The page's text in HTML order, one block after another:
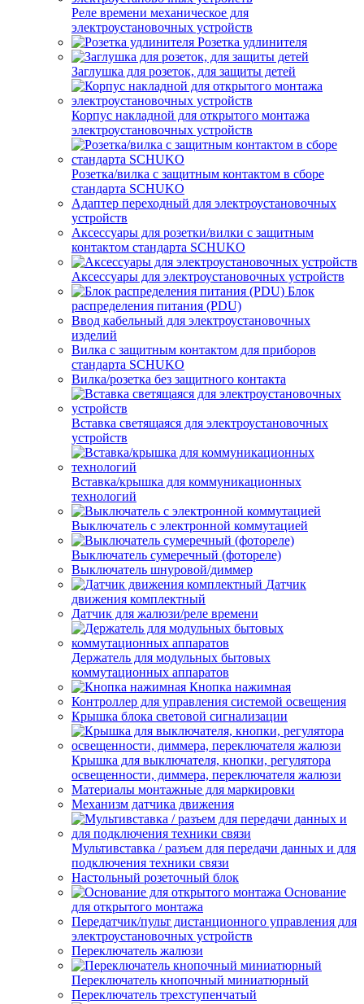
Реле времени механическое для
электроустановочных устройств
Розетка удлинителя
Заглушка для розеток, для защиты детей
Корпус накладной для открытого монтажа
электроустановочных устройств
Розетка/вилка с защитным контактом в сборе
стандарта SCHUKO
Адаптер переходный для электроустановочных
устройств
Аксессуары для розетки/вилки с защитным
контактом стандарта SCHUKO
Аксессуары для электроустановочных устройств
Блок
распределения питания (PDU)
Ввод кабельный для электроустановочных
изделий
Вилка с защитным контактом для приборов
стандарта SCHUKO
Вилка/розетка без защитного контакта
Вставка светящаяся для электроустановочных
устройств
Вставка/крышка для коммуникационных
технологий
Выключатель с электронной коммутацией
Выключатель сумеречный (фотореле)
Выключатель шнуровой/диммер
Датчик
движения комплектный
Датчик для жалюзи/реле времени
Держатель для модульных бытовых
коммутационных аппаратов
Кнопка нажимная
Контроллер для управления системой освещения
Крышка блока световой сигнализации
Крышка для выключателя, кнопки, регулятора
освещенности, диммера, переключателя жалюзи
Материалы монтажные для маркировки
Механизм датчика движения
Мультивставка / разъем для передачи данных и для
подключения техники связи
Настольный розеточный блок
Основание
для открытого монтажа
Передатчик/пульт дистанционного управления для
электроустановочных устройств
Переключатель жалюзи
Переключатель кнопочный миниатюрный
Переключатель трехступенчатый